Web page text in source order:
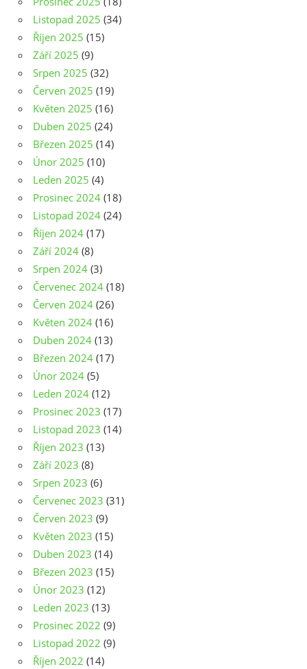
Listopad 2025 (34)
Říjen 2025 (15)
Září 2025 (9)
Srpen 2025 (32)
Červen 2025 (19)
Květen 2025 (16)
Duben 2025 (24)
Březen 2025 (14)
Únor 2025 (10)
Leden 2025 (4)
Prosinec 2024 (18)
Listopad 2024 (24)
Říjen 2024 (17)
Září 2024 (8)
Srpen 2024 (3)
Červenec 2024 (18)
Červen 2024 (26)
Květen 2024 (16)
Duben 2024 (13)
Březen 2024 (17)
Únor 2024 (5)
Leden 2024 (12)
Prosinec 2023 (17)
Listopad 2023 (14)
Říjen 2023 (13)
Září 2023 (8)
Srpen 2023 (6)
Červenec 2023 (31)
Červen 2023 (9)
Květen 2023 (15)
Duben 2023 (14)
Březen 2023 (15)
Únor 2023 (12)
Leden 2023 (13)
Prosinec 2022 (9)
Listopad 2022 (9)
Říjen 2022 (14)